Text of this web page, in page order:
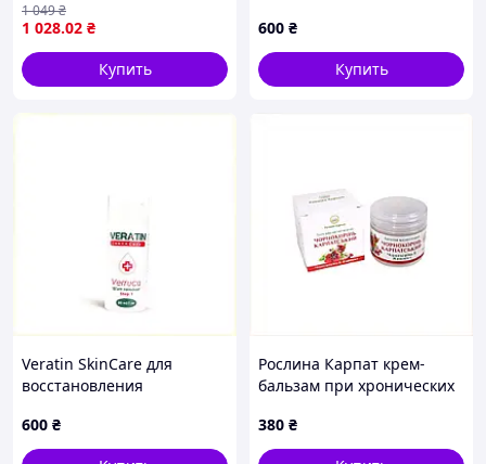
беременность, 30+30 шт
1 028.02 ₴
1 049₴
Купить
600 ₴
Купить
Veratin SkinCare для
восстановления
6A8K32887
600 ₴
Рослина Карпат крем-
бальзам при хронических
380 ₴